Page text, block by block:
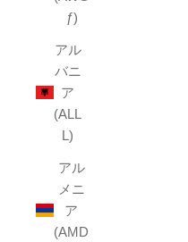
ƒ)
アル
バニ
ア
(ALL
L)
アル
メニ
ア
(AMD